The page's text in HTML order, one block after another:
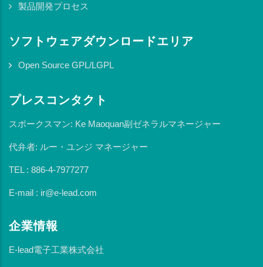
製品開発プロセス
ソフトウェアダウンロードエリア
Open Source GPL/LGPL
プレスコンタクト
スポークスマン: Ke Maoquan副ゼネラルマネージャー
代弁者: ルー・ユンジ マネージャー
TEL : 886-4-7977277
E-mail : ir@e-lead.com
企業情報
E-lead電子工業株式会社